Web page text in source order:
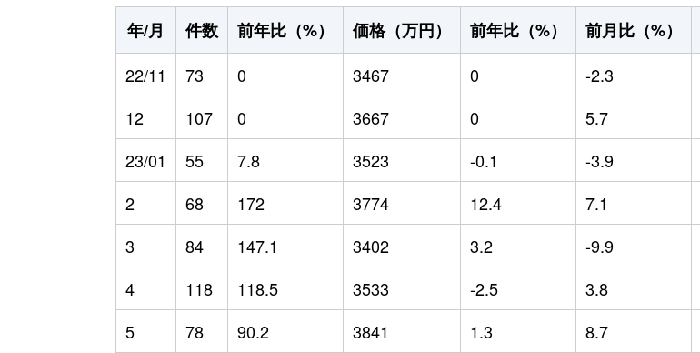
年/月
件数 前年比（%） 価格（万円） 前年比（%） 前月比（%）
22/11
73 0 3467 0 -2.3
12
107 0 3667 0 5.7
23/01
55 7.8 3523 -0.1 -3.9
2
68 172 3774 12.4 7.1
3
84 147.1 3402 3.2 -9.9
4
118 118.5 3533 -2.5 3.8
5
78 90.2 3841 1.3 8.7